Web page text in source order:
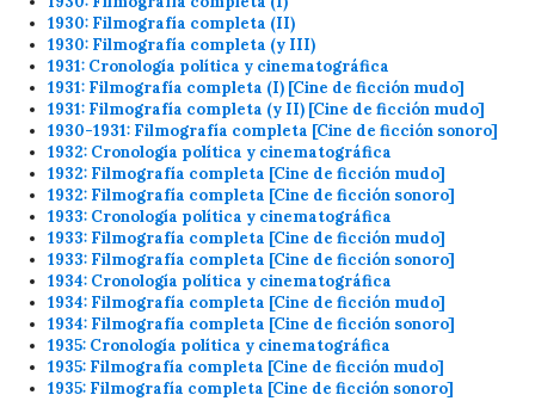
1930: Filmografía completa (II)
1930: Filmografía completa (y III)
1931: Cronología política y cinematográfica
1931: Filmografía completa (I) [Cine de ficción mudo]
1931: Filmografía completa (y II) [Cine de ficción mudo]
1930-1931: Filmografía completa [Cine de ficción sonoro]
1932: Cronología política y cinematográfica
1932: Filmografía completa [Cine de ficción mudo]
1932: Filmografía completa [Cine de ficción sonoro]
1933: Cronología política y cinematográfica
1933: Filmografía completa [Cine de ficción mudo]
1933: Filmografía completa [Cine de ficción sonoro]
1934: Cronología política y cinematográfica
1934: Filmografía completa [Cine de ficción mudo]
1934: Filmografía completa [Cine de ficción sonoro]
1935: Cronología política y cinematográfica
1935: Filmografía completa [Cine de ficción mudo]
1935: Filmografía completa [Cine de ficción sonoro]